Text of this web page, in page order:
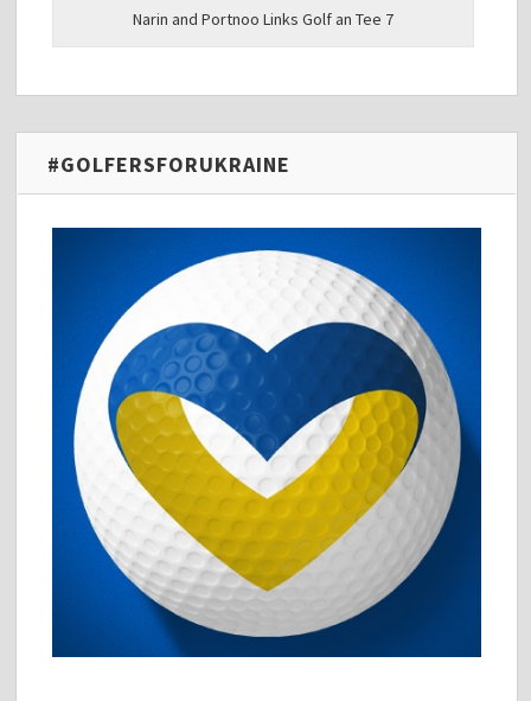
Narin and Portnoo Links Golf an Tee 7
#GOLFERSFORUKRAINE